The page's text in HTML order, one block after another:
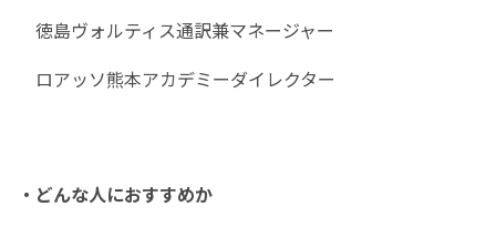
徳島ヴォルティス通訳兼マネージャー
ロアッソ熊本アカデミーダイレクター
・どんな人におすすめか